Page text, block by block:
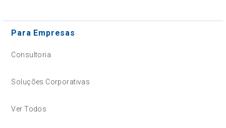
Para Empresas
Consultoria
Soluções Corporativas
Ver Todos